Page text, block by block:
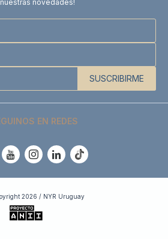
novedades!
SUSCRIBIRME
EN REDES
   
2026 / NYR Uruguay